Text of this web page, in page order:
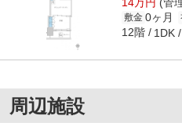
敷金 0ヶ月
12階 1DK
周辺施設